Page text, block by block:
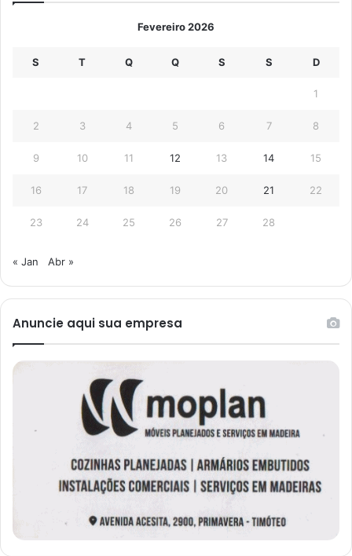
Fevereiro 2026
S T Q Q S S D
1
2 3 4 5 6 7 8
9 10 11 12 13 14 15
16 17 18 19 20 21 22
23 24 25 26 27 28
« Jan Abr »
Anuncie aqui sua empresa